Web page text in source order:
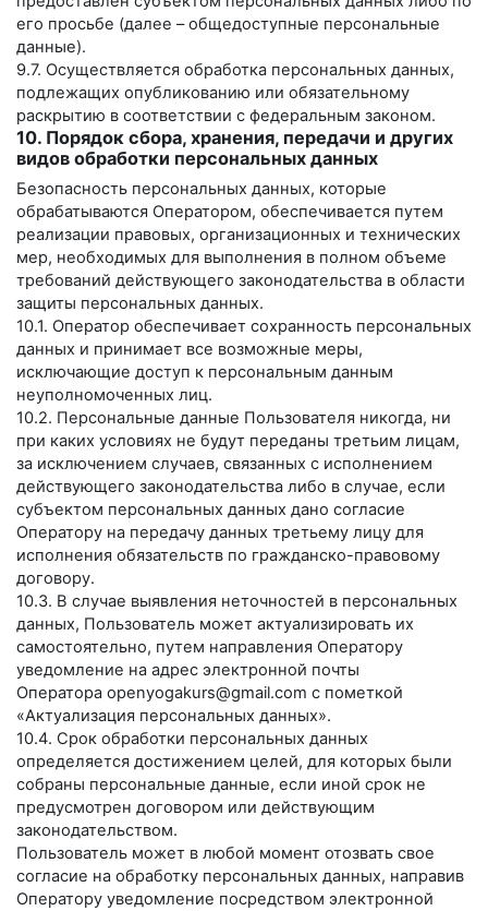
его просьбе (далее – общедоступные персональные
данные).
9.7. Осуществляется обработка персональных данных,
подлежащих опубликованию или обязательному
раскрытию в соответствии с федеральным законом.
10. Порядок сбора, хранения, передачи и других
видов обработки персональных данных
Безопасность персональных данных, которые
обрабатываются Оператором, обеспечивается путем
реализации правовых, организационных и технических
мер, необходимых для выполнения в полном объеме
требований действующего законодательства в области
защиты персональных данных.
10.1. Оператор обеспечивает сохранность персональных
данных и принимает все возможные меры,
исключающие доступ к персональным данным
неуполномоченных лиц.
10.2. Персональные данные Пользователя никогда, ни
при каких условиях не будут переданы третьим лицам,
за исключением случаев, связанных с исполнением
действующего законодательства либо в случае, если
субъектом персональных данных дано согласие
Оператору на передачу данных третьему лицу для
исполнения обязательств по гражданско-правовому
договору.
10.3. В случае выявления неточностей в персональных
данных, Пользователь может актуализировать их
самостоятельно, путем направления Оператору
уведомление на адрес электронной почты
Оператора openyogakurs@gmail.com с пометкой
«Актуализация персональных данных».
10.4. Срок обработки персональных данных
определяется достижением целей, для которых были
собраны персональные данные, если иной срок не
предусмотрен договором или действующим
законодательством.
Пользователь может в любой момент отозвать свое
согласие на обработку персональных данных, направив
Оператору уведомление посредством электронной